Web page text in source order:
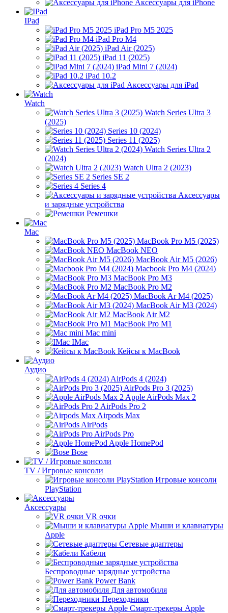
Аксессуары для iPhone
IPad
iPad Pro M5 2025
iPad Pro M4
iPad Air (2025)
iPad 11 (2025)
iPad Mini 7 (2024)
iPad 10.2
Аксессуары для iPad
Watch
Watch Series Ultra 3
(2025)
Series 10 (2024)
Series 11 (2025)
Watch Series Ultra 2
(2024)
Watch Ultra 2 (2023)
Series SE 2
Series 4
Аксессуары
и зарядные устройства
Ремешки
Mac
MacBook Pro M5 (2025)
MacBook NEO
MacBook Air M5 (2026)
Macbook Pro M4 (2024)
MacBook Pro M3
MacBook Pro M2
MacBook Ar M4 (2025)
MacBook Air M3 (2024)
MacBook Air M2
MacBook Pro M1
Mac mini
IMac
Кейсы к MacBook
Аудио
AirPods 4 (2024)
AirPods Pro 3 (2025)
Apple AirPods Max 2
AirPods Pro 2
Airpods Max
AirPods
AirPods Pro
Apple HomePod
Bose
TV / Игровые консоли
Игровые консоли
PlayStation
Аксессуары
VR очки
Мыши и клавиатуры
Apple
Сетевые адаптеры
Кабели
Беспроводные зарядные устройства
Power Bank
Для автомобиля
Переходники
Смарт-трекеры Apple